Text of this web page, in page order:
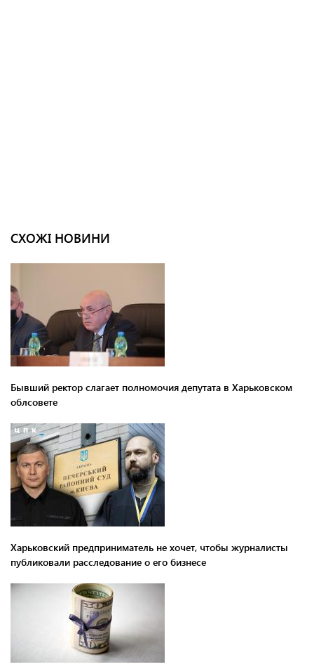
СХОЖІ НОВИНИ
Бывший ректор слагает полномочия депутата в Харьковском
облсовете
Харьковский предприниматель не хочет, чтобы журналисты
публиковали расследование о его бизнесе